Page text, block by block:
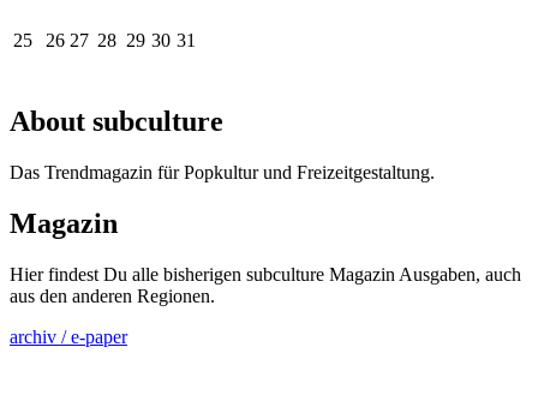
25 26 27 28 29 30 31
About subculture
Das Trendmagazin für Popkultur und Freizeitgestaltung.
Magazin
Hier findest Du alle bisherigen subculture Magazin Ausgaben, auch
aus den anderen Regionen.
archiv / e-paper